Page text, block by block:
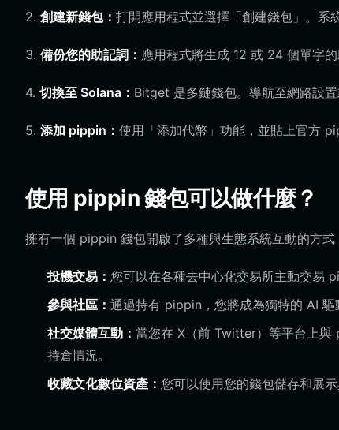
2. 創建新錢包： 打開應用程式並選擇「創建錢包」。系
3. 備份您的助記詞： 應用程式將生成 12 或 24 個單字
4. 切換至 Solana： Bitget 是多鏈錢包。導航至網路設
5. 添加 pippin： 使用「添加代幣」功能，並貼上官方
使用 pippin 錢包可以做什麼？
擁有一個 pippin 錢包開啟了多種與生態系統互動的方式
投機交易： 您可以在各種去中心化交易所主動交易
參與社區： 通過持有 pippin，您將成為獨特的 AI 驅
社交媒體互動： 當您在 X（前 Twitter）等平台上與
持倉情況。
收藏文化數位資產： 您可以使用您的錢包儲存和展